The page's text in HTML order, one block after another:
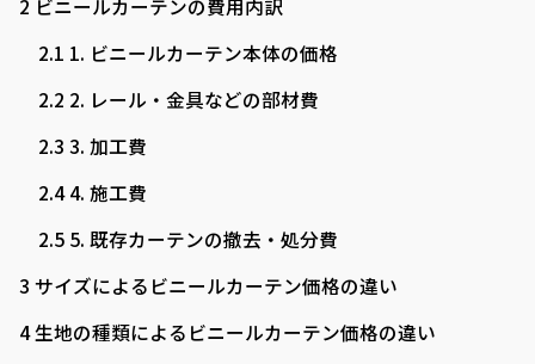
2 ビニールカーテンの費用内訳
2.1 1. ビニールカーテン本体の価格
2.2 2. レール・金具などの部材費
2.3 3. 加工費
2.44. 施工費
2.5 5. 既存カーテンの撤去・処分費
3 サイズによるビニールカーテン価格の違い
4生地の種類によるビニールカーテン価格の違い